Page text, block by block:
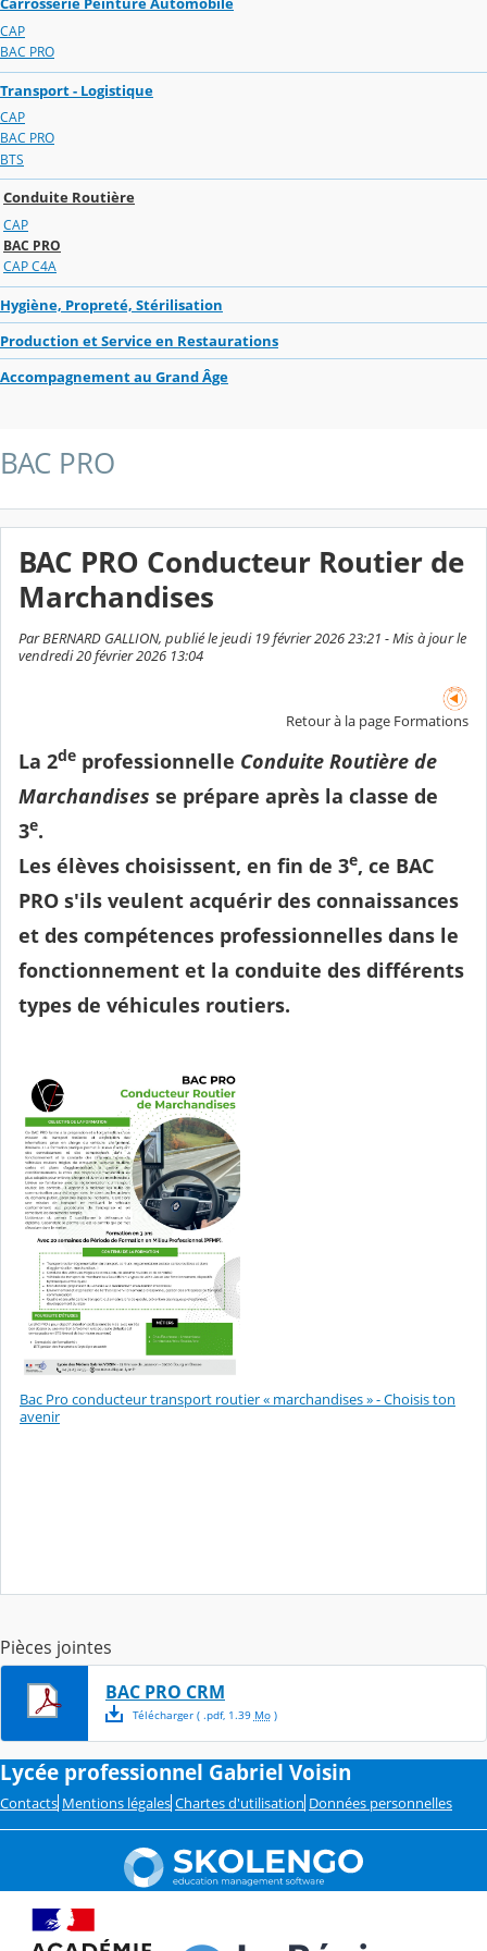
CAP
BAC PRO
Transport - Logistique
CAP
BAC PRO
BTS
Conduite Routière
CAP
BAC PRO
CAP C4A
Hygiène, Propreté, Stérilisation
Production et Service en Restaurations
Accompagnement au Grand Âge
BAC PRO
BAC PRO Conducteur Routier de
Marchandises
Par BERNARD GALLION, publié le jeudi 19 février 2026 23:21 - Mis à jour le
vendredi 20 février 2026 13:04
Retour à la page Formations
La 2de professionnelle Conduite Routière de
Marchandises se prépare après la classe de
3e.
Les élèves choisissent, en fin de 3e, ce BAC
PRO s'ils veulent acquérir des connaissances
et des compétences professionnelles dans le
fonctionnement et la conduite des différents
types de véhicules routiers.
Bac Pro conducteur transport routier « marchandises » - Choisis ton
avenir
Pièces jointes
BAC PRO CRM
Télécharger( .pdf, 1.39 Mo)
Lycée professionnel Gabriel Voisin
Contacts Mentions légales Chartes d'utilisation Données personnelles